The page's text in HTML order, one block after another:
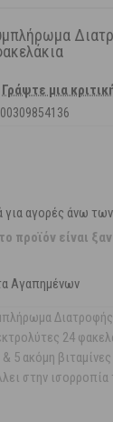
Γράψτε μια
αγορές άνω
προϊόν είναι
Αγαπημένων
Διατροφής
24
5 ακόμη βιταμίνες
στην